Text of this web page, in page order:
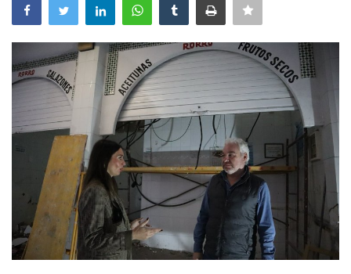
Noticias
Mazarrón Hoy
Entrevistas
Reportajes
Empresas
Mapa de Mazarrón
Vídeos